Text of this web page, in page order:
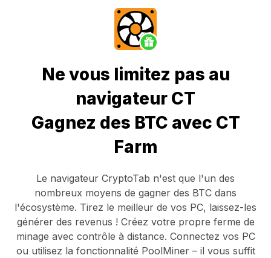
Ne vous limitez pas au
navigateur CT
Gagnez des BTC avec CT
Farm
Le navigateur CryptoTab n'est que l'un des
nombreux moyens de gagner des BTC dans
l'écosystème. Tirez le meilleur de vos PC, laissez-les
générer des revenus ! Créez votre propre ferme de
minage avec contrôle à distance. Connectez vos PC
ou utilisez la fonctionnalité PoolMiner– il vous suffit